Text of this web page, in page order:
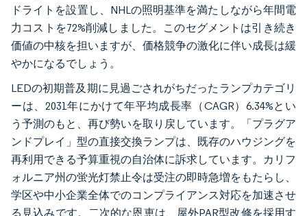
ドライトを設置し、NHLの照明基準を満たしながら年間電
力コストを72%削減しました。このセグメントは引き続き
価値の中核を担いますが、価格競争の激化に伴い成長は緩
やかになるでしょう。
LEDの初期普及期に見過ごされがちだったランプカテゴリ
ーは、2031年にかけて年平均成長率（CAGR）6.34%とい
う予測のもと、再び勢いを取り戻しています。「プラグア
ンドプレイ」型の直接交換ランプは、既存のハウジングを
再利用できる予算重視の自治体に訴求しています。カリフ
ォルニア州の蛍光灯禁止令は受注の即時急増をもたらし、
学区や中小企業全体でのコンプライアンス対応を加速させ
る見込みです。二次的な恩恵は、屋外PAR型改修を採用す